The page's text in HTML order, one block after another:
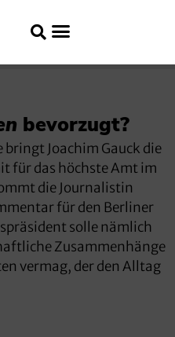
bevorzugt?
Joachim Gauck die
für das höchste Amt im
die Journalistin
für den Berliner
solle nämlich
Zusammenhänge
vermag, der den Alltag